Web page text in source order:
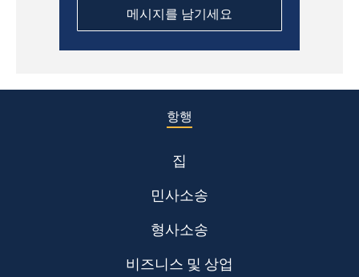
항행
집
민사소송
형사소송
비즈니스 및 상업